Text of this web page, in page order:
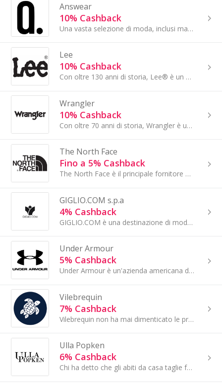
Answear
10% Cashback
Una vasta selezione di moda, inclusi marchi premium come Calvin Klein, Armani Exchange, Lacoste, Superga, Fila e molti altri. Oltre a migliaia di ...
Lee
10% Cashback
Con oltre 130 anni di storia, Lee® è un marchio di denim di tradizione riconosciuto come uno dei padri fondatori del movimento moderno del... Uno
Wrangler
10% Cashback
Con oltre 70 anni di storia, Wrangler è un marchio iconico nel mondo del denim, riconosciuto per la sua autenticità e per aver definito lo stile...
The North Face
Fino a 5% Cashback
The North Face è il principale fornitore mondiale di abbigliamento da esterno autentico, innovativo e tecnologicamente avanzato, attrezzature e...
GIGLIO.COM s.p.a
4% Cashback
GIGLIO.COM è una destinazione di moda, globale e indipendente, dedicata allo stile e alla cura dei dettagli. Ospitiamo oltre 700 tra i più...
Under Armour
5% Cashback
Under Armour è un'azienda americana di abbigliamento sportivo che produce calzature e abbigliamento per uomo, donna e bambino...
Vilebrequin
7% Cashback
Vilebrequin non ha mai dimenticato le proprie origini: il marchio nasce infatti dai sentimenti di gioia e libertà dello spirito della St-Tropez...
Ulla Popken
6% Cashback
Chi ha detto che gli abiti da casa taglie forti devono essere solamente confortevoli? Le donne curvy che si rilassano nella propria abitazione dopo...